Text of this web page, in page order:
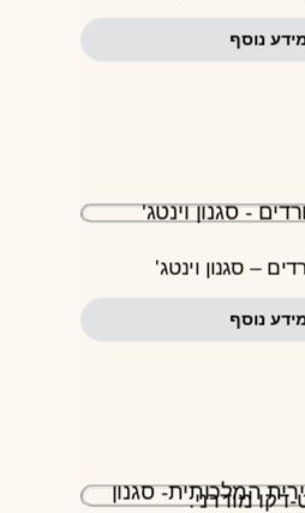
נוסף
– סגנון וינטג'
נוסף